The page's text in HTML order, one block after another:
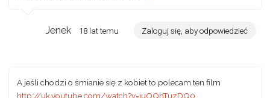
Jenek 18 lat temu Zaloguj się, aby odpowiedzieć
A jeśli chodzi o śmianie się z kobiet to polecam ten film
http://uk.youtube.com/watch?v=juOQhTuzDQ0